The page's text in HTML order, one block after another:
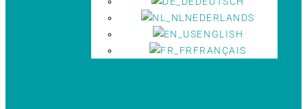
NEDERLANDS
ENGLISH
FRANÇAIS